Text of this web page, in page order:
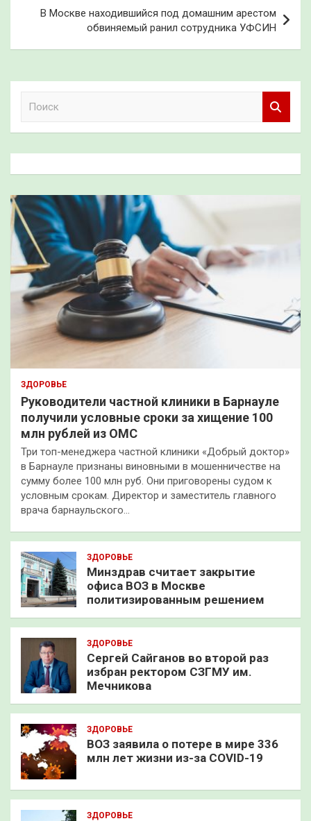
В Москве находившийся под домашним арестом
обвиняемый ранил сотрудника УФСИН
к
ЗДОРОВЬЕ
Руководители частной клиники в Барнауле
получили условные сроки за хищение 100
млн рублей из ОМС
Три топ-менеджера частной клиники «Добрый доктор»
в Барнауле признаны виновными в мошенничестве на
сумму более 100 млн руб. Они приговорены судом к
условным срокам. Директор и заместитель главного
врача барнаульского…
ЗДОРОВЬЕ
Минздрав считает закрытие
офиса ВОЗ в Москве
политизированным решением
ЗДОРОВЬЕ
Сергей Сайганов во второй раз
избран ректором СЗГМУ им.
Мечникова
ЗДОРОВЬЕ
ВОЗ заявила о потере в мире 336
млн лет жизни из-за COVID-19
ЗДОРОВЬЕ